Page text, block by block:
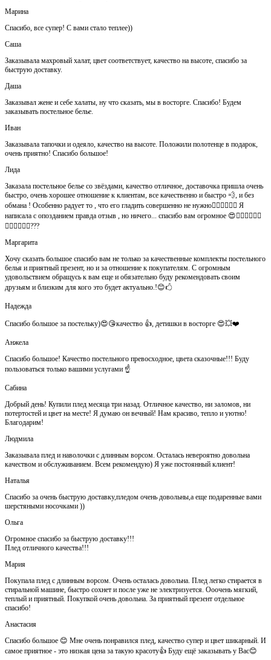
Марина
Спасибо, все супер! С вами стало теплее))
Саша
Заказывала махровый халат, цвет соответствует, качество на высоте, спасибо за
быструю доставку.
Даша
Заказывал жене и себе халаты, ну что сказать, мы в восторге. Спасибо! Будем
заказывать постельное белье.
Иван
Заказывала тапочки и одеяло, качество на высоте. Положили полотенце в подарок,
очень приятно! Спасибо большое!
Лида
Заказала постельное белье со звёздами, качество отличное, доставочка пришла очень
быстро, очень хорошее отношение к клиентам, все качественно и быстро 💨, и без
обмана ! Особенно радует то , что его гладить совершенно не нужно👍🏻👍🏻🙈😄 Я
написала с опозданием правда отзыв , но ничего... спасибо вам огромное 😍👍🏻👍🏻👏🏻
👌🏻👌🏻👌🏻???
Маргарита
Хочу сказать большое спасибо вам не только за качественные комплекты постельного
белья и приятный презент, но и за отношение к покупателям. С огромным
удовольствием обращусь к вам еще и обязательно буду рекомендовать своим
друзьям и близким для кого это будет актуально.!😊🖒
Надежда
Спасибо большое за постельку)😍😘качество 👍, детишки в восторге 😍💥❤️
Анжела
Спасибо большое! Качество постельного превосходное, цвета сказочные!!! Буду
пользоваться только вашими услугами ☝️
Сабина
Добрый день! Купили плед месяца три назад. Отличное качество, ни заломов, ни
потертостей и цвет на месте! Я думаю он вечный! Нам красиво, тепло и уютно!
Благодарим!
Людмила
Заказывала плед и наволочки с длинным ворсом. Осталась невероятно довольна
качеством и обслуживанием. Всем рекомендую) Я уже постоянный клиент!
Наталья
Спасибо за очень быструю доставку,пледом очень довольны,а еще подаренные вами
шерстяными носочками ))
Ольга
Огромное спасибо за быструю доставку!!!
Плед отличного качества!!!
Мария
Покупала плед с длинным ворсом. Очень осталась довольна. Плед легко стирается в
стиральной машине, быстро сохнет и после уже не электризуется. Ооочень мягкий,
теплый и приятный. Покупкой очень довольна. За приятный презент отдельное
спасибо!
Анастасия
Спасибо большое 😊 Мне очень понравился плед, качество супер и цвет шикарный. И
самое приятное - это низкая цена за такую красоту👍 Буду ещё заказывать у Вас😊